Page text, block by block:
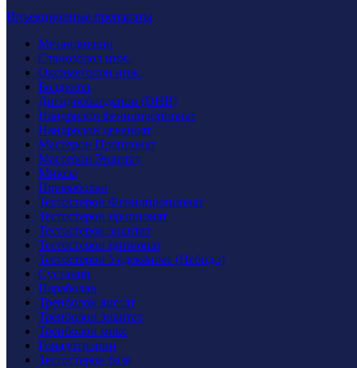
Инъекционные препараты
Метандиенон
Станозолол инж.
Оксиметолон инж.
Болденон
Дигидроболденон (DHB)
Нандролон фенилпропионат
Нандролон деканоат
Мастерон Пропионат
Мастерон Энантат
Миксы
Примоболан
Тестостерон Фенилпропионат
Тестостерон пропионат
Тестостерон энантат
Тестостерон ципионат
Тестостерон Ундеканоат (Небидо)
Cустанон
Параболан
Тренболон ацетат
Тренболон энантат
Тренболон микс
Гонадотропин
Тестостерон база